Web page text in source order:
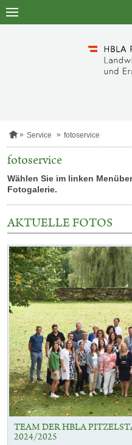
Zum
S
a
r
s
e
e
Service fotoservice
fotoservice
Wählen Sie im linken
Fotogalerie.
AKTUELLE FOTOS
Kategorie:
Fotos
TEAM DER HBLA
2024/2025